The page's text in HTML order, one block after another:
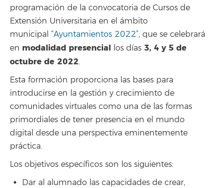
programación de la convocatoria de Cursos de
Extensión Universitaria en el ámbito
municipal “Ayuntamientos 2022”, que se celebrará
en modalidad presencial los días 3, 4 y 5 de
octubre de 2022.
Esta formación proporciona las bases para
introducirse en la gestión y crecimiento de
comunidades virtuales como una de las formas
primordiales de tener presencia en el mundo
digital desde una perspectiva eminentemente
práctica.
Los objetivos específicos son los siguientes:
Dar al alumnado las capacidades de crear,